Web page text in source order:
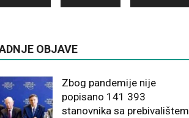
OBJAVE
Zbog pandemije nije
popisano 141 393
stanovnika sa prebivalištem